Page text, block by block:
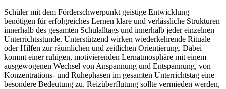
Schüler mit dem Förderschwerpunkt geistige Entwicklung
benötigen für erfolgreiches Lernen klare und verlässliche Strukturen
innerhalb des gesamten Schulalltags und innerhalb jeder einzelnen
Unterrichtsstunde. Unterstützend wirken wiederkehrende Rituale
oder Hilfen zur räumlichen und zeitlichen Orientierung. Dabei
kommt einer ruhigen, motivierenden Lernatmosphäre mit einem
ausgewogenen Wechsel von Anspannung und Entspannung, von
Konzentrations- und Ruhephasen im gesamten Unterrichtstag eine
besondere Bedeutung zu. Reizüberflutung sollte vermieden werden,